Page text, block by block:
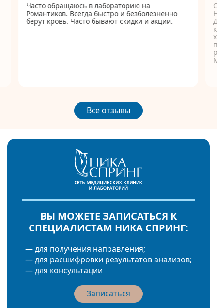
Часто обращаюсь в лабораторию на
Романтиков. Всегда быстро и безболезненно
берут кровь. Часто бывают скидки и акции.
Все отзывы
ВЫ МОЖЕТЕ ЗАПИСАТЬСЯ К
СПЕЦИАЛИСТАМ НИКА СПРИНГ:
— для получения направления;
— для расшифровки результатов анализов;
— для консультации
Записаться